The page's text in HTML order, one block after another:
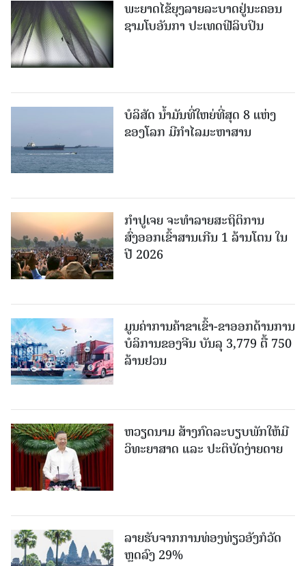
ພະຍາດໄຂ້ຍຸງລາຍລະບາດຢູ່ນະຄອນ
ຊາມໂບ​ອັນກາ ປະເທດຟີລິບປິນ
ບໍລິສັດ ນ້ຳມັນທີ່ໃຫຍ່ທີ່ສຸດ 8 ແຫ່ງ
ຂອງໂລກ ມີກຳໄລມະຫາສານ
ກຳປູເຈຍ ຈະທຳລາຍສະຖິຕິການ
ສົ່ງອອກເຂົ້າສານເກີນ 1 ລ້ານໂຕນ ໃນ
ປີ 2026
ມູນຄ່າການຄ້າຂາເຂົ້າ-ຂາອອກດ້ານການ
ບໍລິການຂອງຈີນ ບັນລຸ 3,779 ຕື້ 750
ລ້ານຢວນ
ຫວຽດນາມ ສ້າງກົດລະບຽບພັກໃຫ້ມີ
ວິທະຍາສາດ ແລະ ປະຕິບັດງ່າຍດາຍ
ລາຍຮັບຈາກການທ່ອງທ່ຽວອັງກໍວັດ
ຫຼດລົງ 29%